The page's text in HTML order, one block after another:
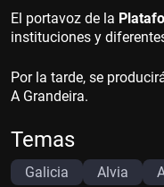
El portavoz de la
instituciones y
Por la tarde, se
A Grandeira.
Temas
Galicia Alvia